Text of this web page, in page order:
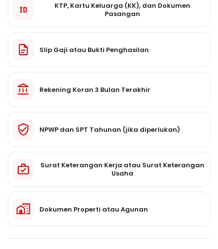
KTP, Kartu Keluarga (KK), dan Dokumen
Pasangan
Slip Gaji atau Bukti Penghasilan
Rekening Koran 3 Bulan Terakhir
NPWP dan SPT Tahunan (jika diperlukan)
Surat Keterangan Kerja atau Surat Keterangan
Usaha
Dokumen Properti atau Agunan